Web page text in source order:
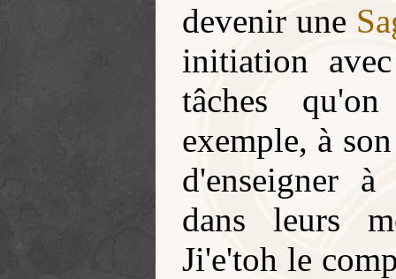
devenir une
initiation
tâches
exemple, à
d'enseigner
dans leurs
Ji'e'toh le